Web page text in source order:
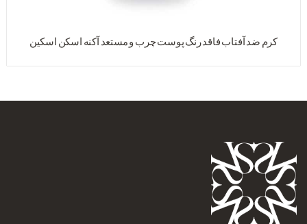
کرم ضد آفتاب فاقد رنگ پوست چرب و مستعد آکنه اسکن اسکین